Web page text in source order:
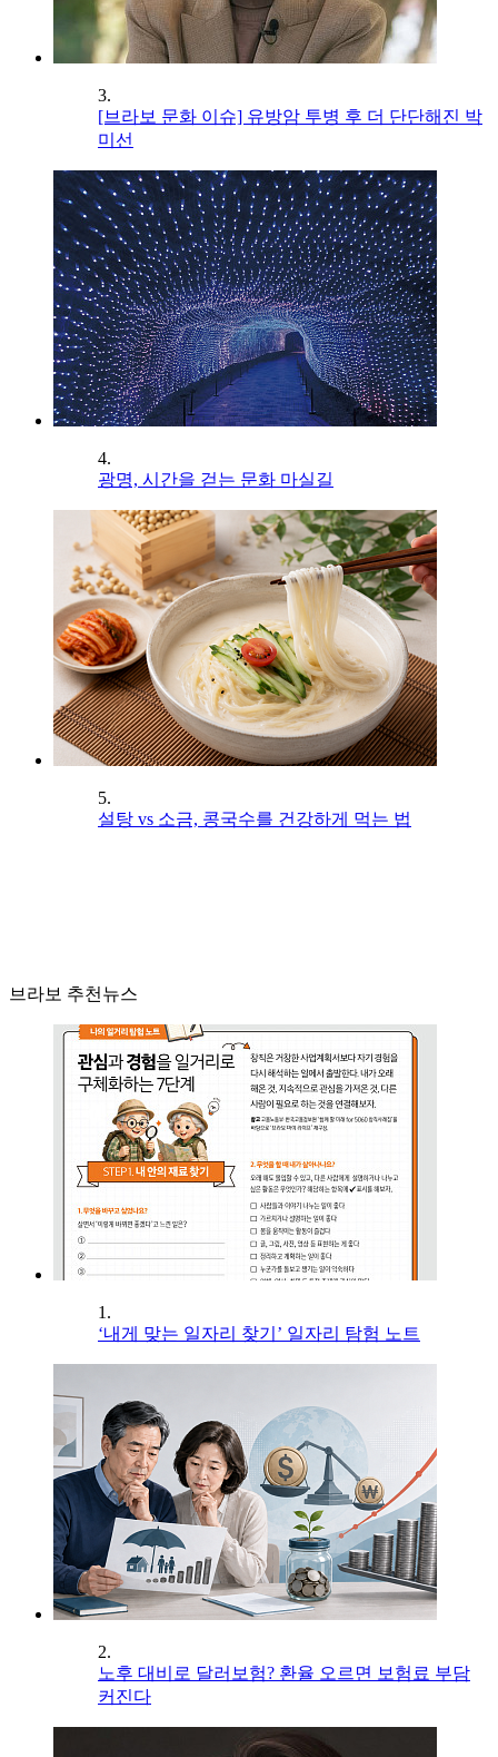
3.
[브라보 문화 이슈] 유방암 투병 후 더 단단해진 박
미선
4.
광명, 시간을 걷는 문화 마실길
5.
설탕 vs 소금, 콩국수를 건강하게 먹는 법
브라보 추천뉴스
1.
‘내게 맞는 일자리 찾기’ 일자리 탐험 노트
2.
노후 대비로 달러보험? 환율 오르면 보험료 부담
커진다